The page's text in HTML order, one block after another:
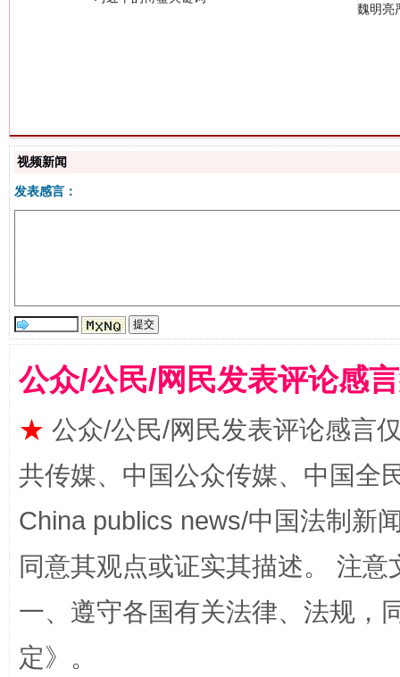
解纷+调解+退费，一次搞定
视频新闻
发表感言：
公众/公民/网民发表评论感
★ 公众/公民/网民发表评论感言
共传媒、中国公众传媒、中国全
China publics news/中国法制新
同意其观点或证实其描述。 注
一、遵守各国有关法律、法规，
定》。